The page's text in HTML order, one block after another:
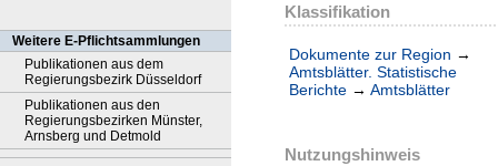
Weitere E-Pflichtsammlungen
Publikationen aus dem
Regierungsbezirk Düsseldorf
Publikationen aus den
Regierungsbezirken Münster,
Arnsberg und Detmold
Klassifikation
Dokumente zur Region →
Amtsblätter. Statistische
Berichte → Amtsblätter
Nutzungshinweis